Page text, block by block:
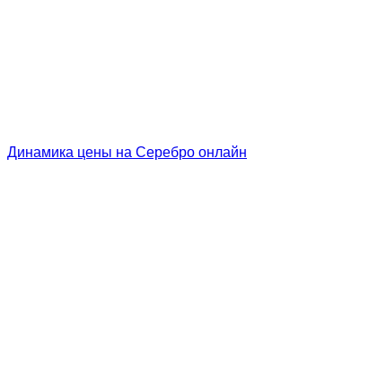
Динамика цены на Серебро онлайн